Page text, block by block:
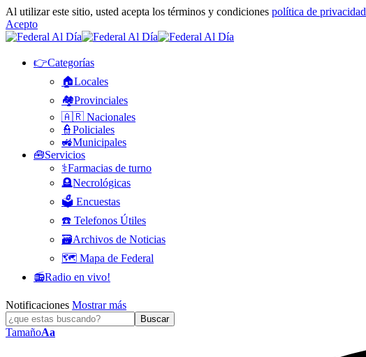
Al utilizar este sitio, usted acepta los términos y condiciones política de privacidad
Acepto
👉Categorías
🏠Locales
🏘️Provinciales
🇦🇷 Nacionales
👮Policiales
🚜Municipales
🧰Servicios
⚕️Farmacias de turno
🪦Necrológicas
🗳️ Encuestas
☎️ Telefonos Útiles
🗃️Archivos de Noticias
🗺️ Mapa de Federal
📻Radio en vivo!
Notificaciones Mostrar más
TamañoAa